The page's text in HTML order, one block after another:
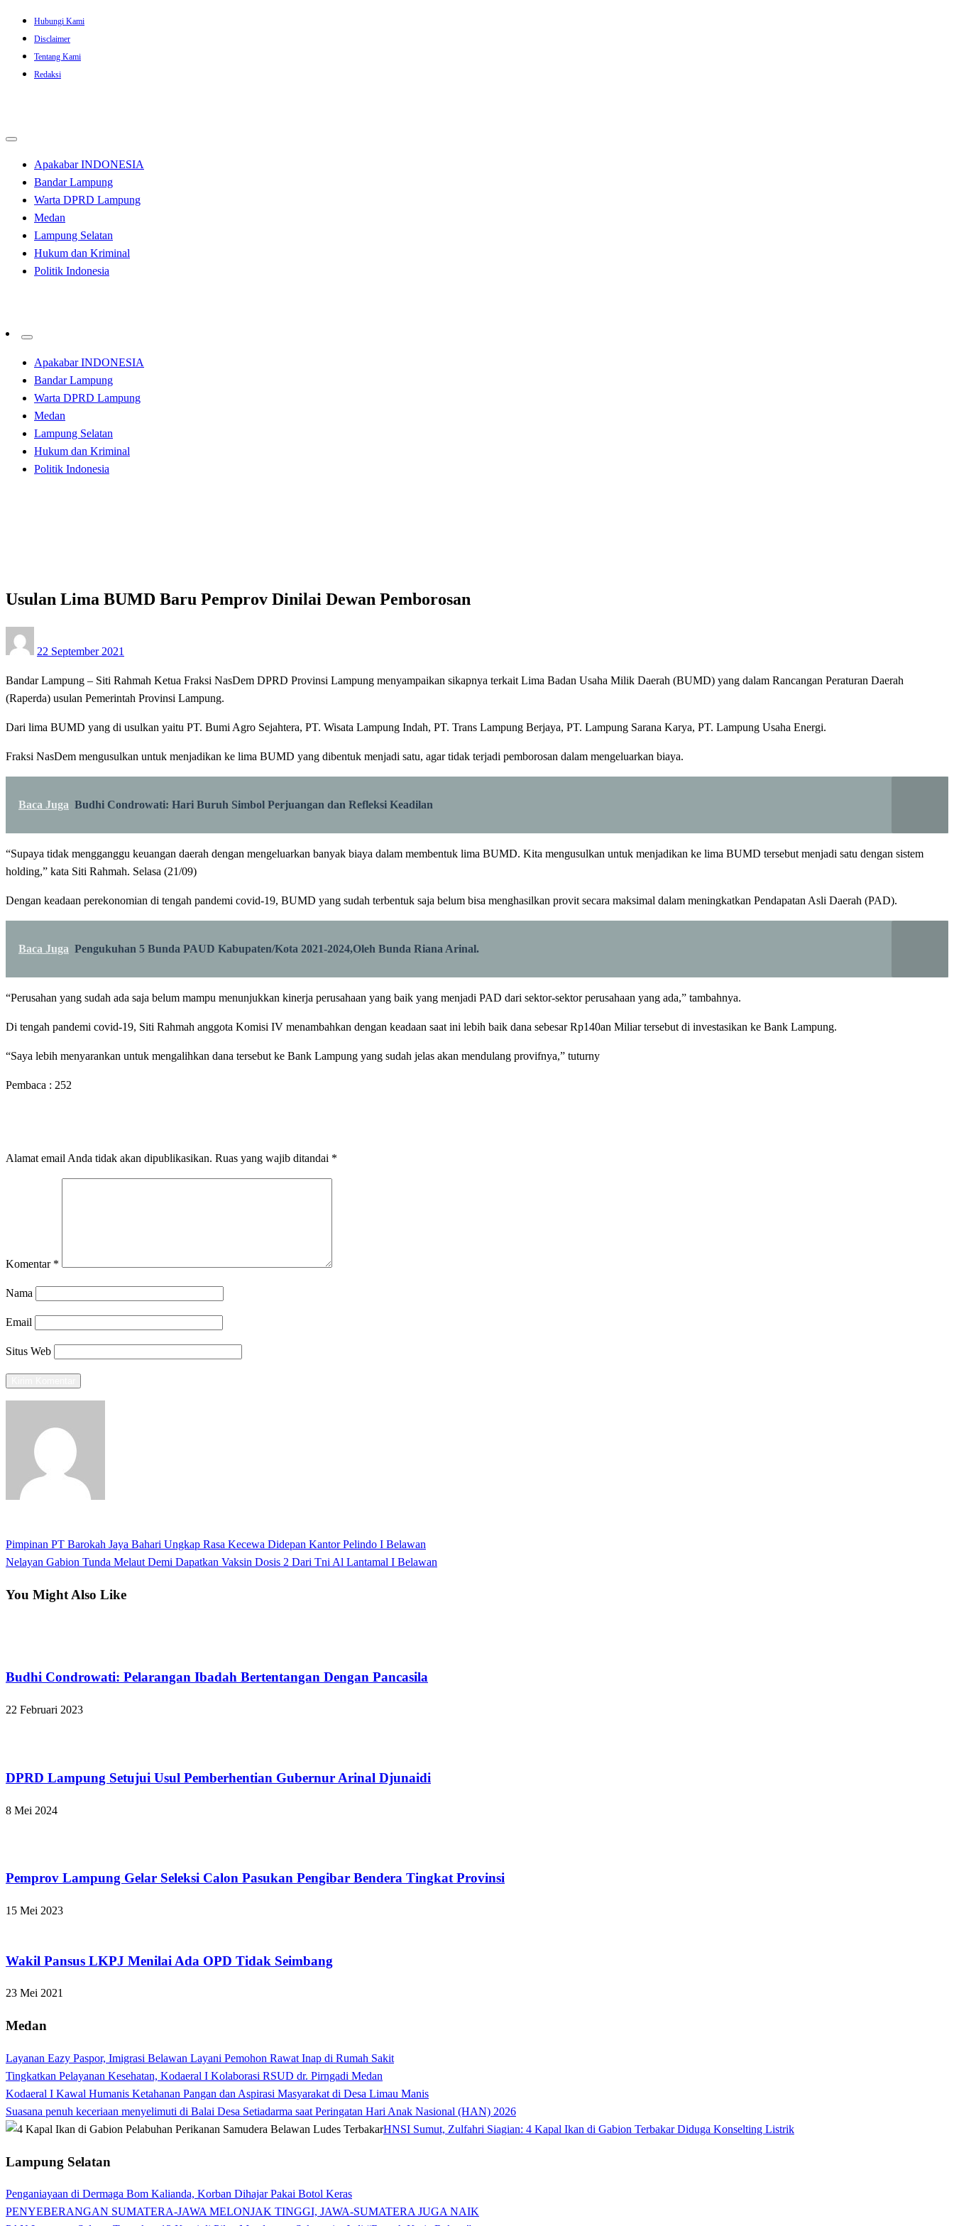
Skip
content
Hubungi Kami
Disclaimer
Tentang Kami
Redaksi
Apakabar INDONESIA
Bandar Lampung
Warta DPRD Lampung
Medan
Lampung Selatan
Hukum dan Kriminal
Politik Indonesia
Apakabar INDONESIA
Bandar Lampung
Warta DPRD Lampung
Medan
Lampung Selatan
Hukum dan Kriminal
Politik Indonesia
Usulan Lima BUMD Baru Pemprov Dinilai Dewan Pemborosan
on
22 September 2021
Bandar Lampung – Siti Rahmah Ketua Fraksi NasDem DPRD Provinsi Lampung menyampaikan sikapnya terkait Lima Badan Usaha Milik Daerah (BUMD) yang dalam Rancangan Peraturan Daerah
(Raperda) usulan Pemerintah Provinsi Lampung.
Dari lima BUMD yang di usulkan yaitu PT. Bumi Agro Sejahtera, PT. Wisata Lampung Indah, PT. Trans Lampung Berjaya, PT. Lampung Sarana Karya, PT. Lampung Usaha Energi.
Fraksi NasDem mengusulkan untuk menjadikan ke lima BUMD yang dibentuk menjadi satu, agar tidak terjadi pemborosan dalam mengeluarkan biaya.
Baca Juga Budhi Condrowati: Hari Buruh Simbol Perjuangan dan Refleksi Keadilan
“Supaya tidak mengganggu keuangan daerah dengan mengeluarkan banyak biaya dalam membentuk lima BUMD. Kita mengusulkan untuk menjadikan ke lima BUMD tersebut menjadi satu dengan sistem
holding,” kata Siti Rahmah. Selasa (21/09)
Dengan keadaan perekonomian di tengah pandemi covid-19, BUMD yang sudah terbentuk saja belum bisa menghasilkan provit secara maksimal dalam meningkatkan Pendapatan Asli Daerah (PAD).
Baca Juga Pengukuhan 5 Bunda PAUD Kabupaten/Kota 2021-2024,Oleh Bunda Riana Arinal.
“Perusahan yang sudah ada saja belum mampu menunjukkan kinerja perusahaan yang baik yang menjadi PAD dari sektor-sektor perusahaan yang ada,” tambahnya.
Di tengah pandemi covid-19, Siti Rahmah anggota Komisi IV menambahkan dengan keadaan saat ini lebih baik dana sebesar Rp140an Miliar tersebut di investasikan ke Bank Lampung.
“Saya lebih menyarankan untuk mengalihkan dana tersebut ke Bank Lampung yang sudah jelas akan mendulang provifnya,” tuturny
Pembaca : 252
Alamat email Anda tidak akan dipublikasikan. Ruas yang wajib ditandai *
Komentar *
Nama
Email
Situs Web
Navigasi
Previous
Post
Pimpinan PT Barokah Jaya Bahari Ungkap Rasa Kecewa Didepan Kantor Pelindo I Belawan
Next
Nelayan Gabion Tunda Melaut Demi Dapatkan Vaksin Dosis 2 Dari Tni Al Lantamal I Belawan
You Might Also Like
Budhi Condrowati: Pelarangan Ibadah Bertentangan Dengan Pancasila
22 Februari 2023
DPRD Lampung Setujui Usul Pemberhentian Gubernur Arinal Djunaidi
8 Mei 2024
Pemprov Lampung Gelar Seleksi Calon Pasukan Pengibar Bendera Tingkat Provinsi
15 Mei 2023
Wakil Pansus LKPJ Menilai Ada OPD Tidak Seimbang
23 Mei 2021
Medan
Layanan Eazy Paspor, Imigrasi Belawan Layani Pemohon Rawat Inap di Rumah Sakit
Tingkatkan Pelayanan Kesehatan, Kodaeral I Kolaborasi RSUD dr. Pirngadi Medan‎
Kodaeral I Kawal Humanis Ketahanan Pangan dan Aspirasi Masyarakat di Desa Limau Manis
Suasana penuh keceriaan menyelimuti di Balai Desa Setiadarma saat Peringatan Hari Anak Nasional (HAN) 2026
HNSI Sumut, Zulfahri Siagian: 4 Kapal Ikan di Gabion Terbakar Diduga Konselting Listrik
Lampung Selatan
Penganiayaan di Dermaga Bom Kalianda, Korban Dihajar Pakai Botol Keras
PENYEBERANGAN SUMATERA-JAWA MELONJAK TINGGI, JAWA-SUMATERA JUGA NAIK